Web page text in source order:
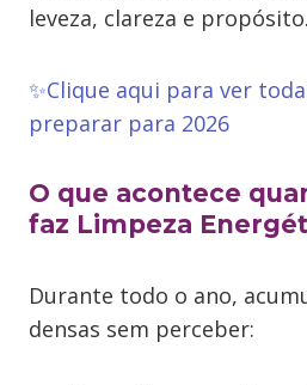
leveza, clareza e propósito.
✨Clique aqui para ver
preparar para 2026
O que acontece
faz Limpeza
Durante todo o ano,
densas sem perceber: